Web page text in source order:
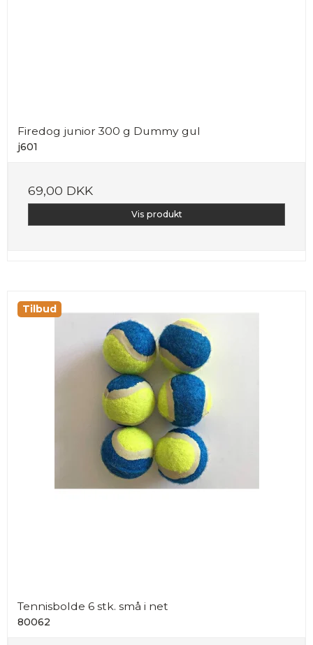
Firedog junior 300 g Dummy gul
j601
69,00 DKK
Vis produkt
Tilbud
Tennisbolde 6 stk. små i net
80062